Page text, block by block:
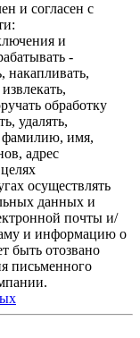
и согласен с
и
-
накапливать,
обработку
удалять,
фамилию, имя,
адрес
осуществлять
данных и
почты и/
и информацию о
быть отозвано
письменного